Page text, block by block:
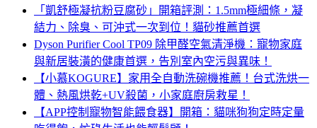
「凱舒極凝抗粉豆腐砂」開箱評測：1.5mm極細條，凝
結力、除臭、可沖式一次到位！貓砂推薦首選
Dyson Purifier Cool TP09 除甲醛空氣清淨機：寵物家庭
與新居裝潢的健康首選，告別室內空污與異味！
【小慕KOGURE】家用全自動洗碗機推薦！台式洗烘一
體、熱風烘乾+UV殺菌，小家庭廚房救星！
【APP控制寵物智能餵食器】開箱：貓咪狗狗定時定量